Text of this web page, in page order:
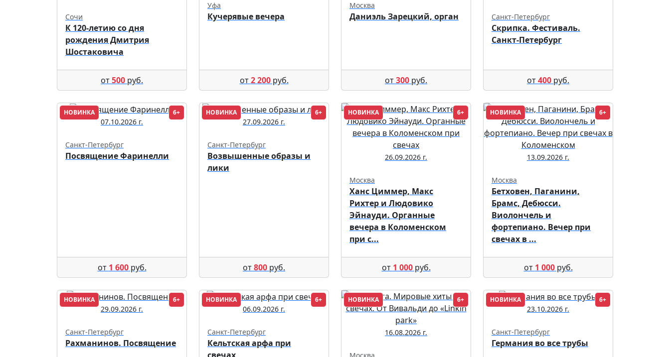
Сочи
К 120-летию со дня
рождения Дмитрия
Шостаковича
от500 руб.
Уфа
Кучерявые вечера
от2 200руб.
Москва
Даниэль Зарецкий, орган
от300 руб.
Санкт-Петербург
Скрипка. Фестиваль.
Санкт-Петербург
от400 руб.
НОВИНКА 6+
07.10.2026 г.
Санкт-Петербург
Посвящение Фаринелли
от 1 600руб.
НОВИНКА 6+
27.09.2026 г.
Санкт-Петербург
Возвышенные образы и
лики
от800 руб.
НОВИНКА 6+
26.09.2026 г.
Москва
Ханс Циммер, Макс
Рихтер и Людовико
Эйнауди. Органные
вечера в Коломенском
при с...
от 1 000руб.
НОВИНКА 6+
13.09.2026 г.
Москва
Бетховен, Паганини,
Брамс, Дебюсси.
Виолончель и
фортепиано. Вечер при
свечах в ...
от 1 000руб.
НОВИНКА 6+
29.09.2026 г.
Санкт-Петербург
Рахманинов. Посвящение
НОВИНКА 6+
06.09.2026 г.
Санкт-Петербург
Кельтская арфа при
НОВИНКА 6+
16.08.2026 г.
НОВИНКА 6+
23.10.2026 г.
Санкт-Петербург
Германия во все трубы